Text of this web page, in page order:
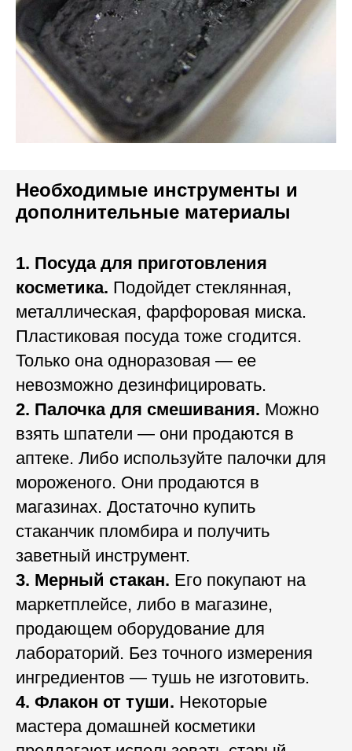
Необходимые инструменты и
дополнительные материалы
1. Посуда для приготовления
косметика. Подойдет стеклянная,
металлическая, фарфоровая миска.
Пластиковая посуда тоже сгодится.
Только она одноразовая — ее
невозможно дезинфицировать.
2. Палочка для смешивания. Можно
взять шпатели — они продаются в
аптеке. Либо используйте палочки для
мороженого. Они продаются в
магазинах. Достаточно купить
стаканчик пломбира и получить
заветный инструмент.
3. Мерный стакан. Его покупают на
маркетплейсе, либо в магазине,
продающем оборудование для
лабораторий. Без точного измерения
ингредиентов — тушь не изготовить.
4. Флакон от туши. Некоторые
мастера домашней косметики